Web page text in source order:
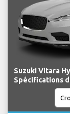
Suzuki Vitara
Spécifications